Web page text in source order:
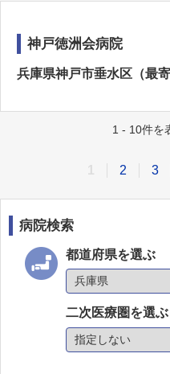
神戸徳洲会病院
兵庫県神戸市垂水区（最
1 - 10件を
2 3
病院検索
都道府県を選ぶ
二次医療圏を選ぶ